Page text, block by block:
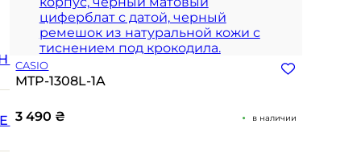
CASIO
MTP-1308L-1A
3 490 ₴ в наличии